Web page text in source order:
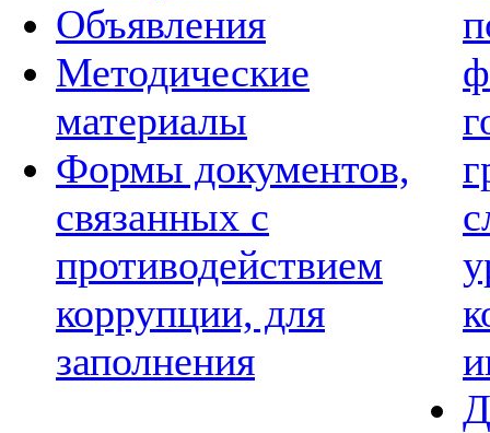
Объявления
Методические
материалы
Формы документов,
связанных с
противодействием
коррупции, для
заполнения